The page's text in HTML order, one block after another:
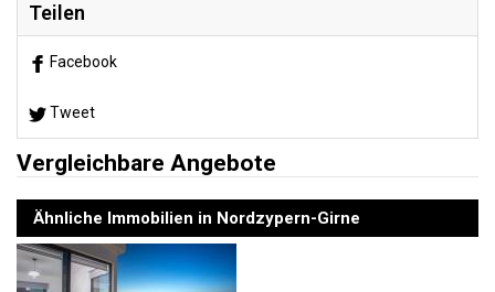
Teilen
Facebook
Tweet
Vergleichbare Angebote
Ähnliche Immobilien in Nordzypern-Girne